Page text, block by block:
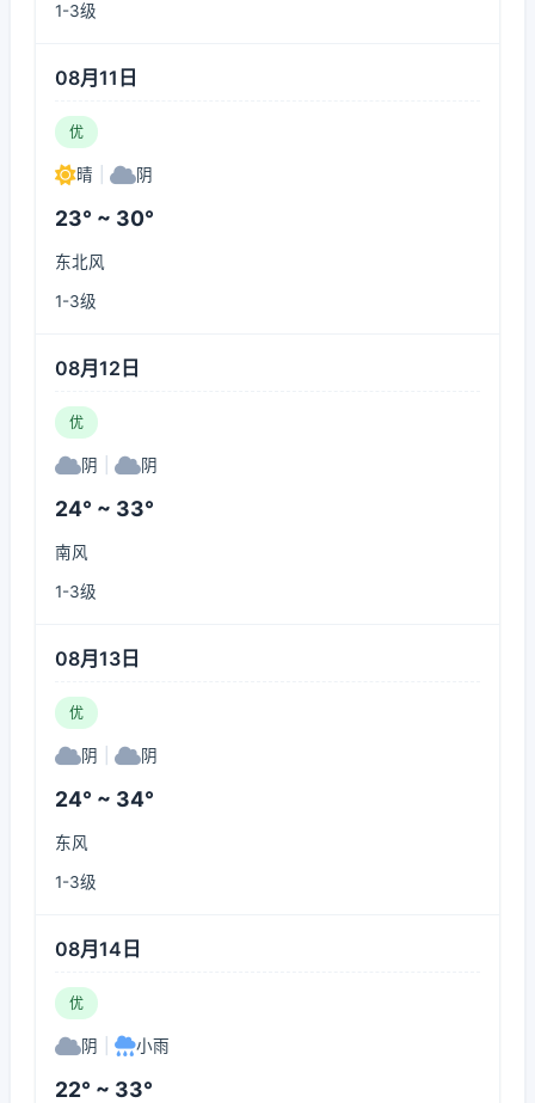
1-3级
08月11日
优
晴 阴
23° ~ 30°
东北风
1-3级
08月12日
优
阴 阴
24° ~ 33°
南风
1-3级
08月13日
优
阴 阴
24° ~ 34°
东风
1-3级
08月14日
优
阴 小雨
22° ~ 33°